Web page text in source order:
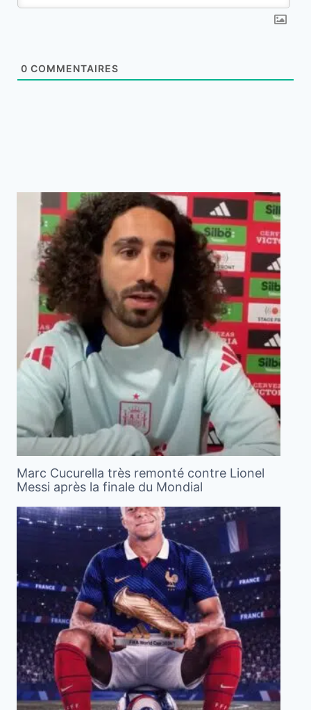
0 COMMENTAIRES
Marc Cucurella très remonté contre Lionel
Messi après la finale du Mondial